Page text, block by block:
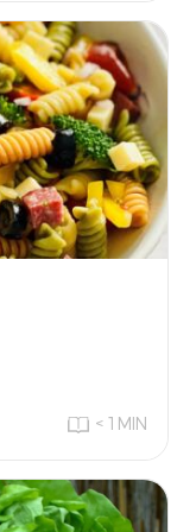
< 1 MIN